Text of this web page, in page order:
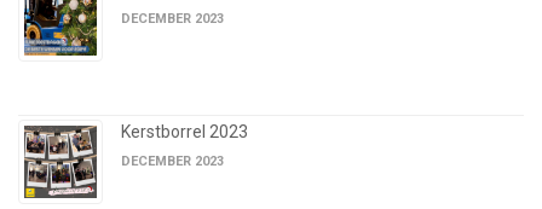
DECEMBER 2023
Kerstborrel 2023
DECEMBER 2023